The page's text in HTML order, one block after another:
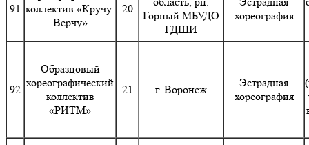
91 коллектив «Кручу-
Верчу»
20
Горный МБУДО
ГДШИ
хореография
92
Образцовый
хореографический
коллектив
«РИТМ»
21 г. Воронеж
Эстрадная
хореография